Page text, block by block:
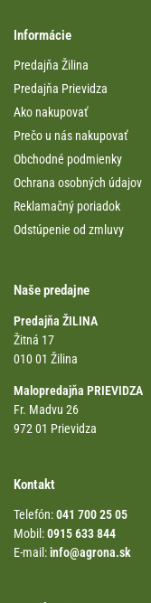
Informácie
Predajňa Žilina
Predajňa Prievidza
Ako nakupovať
Prečo u nás nakupovať
Obchodné podmienky
Ochrana osobných údajov
Reklamačný poriadok
Odstúpenie od zmluvy
Naše predajne
Predajňa ŽILINA
Žitná 17
010 01 Žilina
Malopredajňa PRIEVIDZA
Fr. Madvu 26
972 01 Prievidza
Kontakt
Telefón:041 700 25 05
Mobil:0915 633 844
E-mail:info@agrona.sk